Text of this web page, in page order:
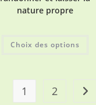
nature propre
Choix des options
1 2